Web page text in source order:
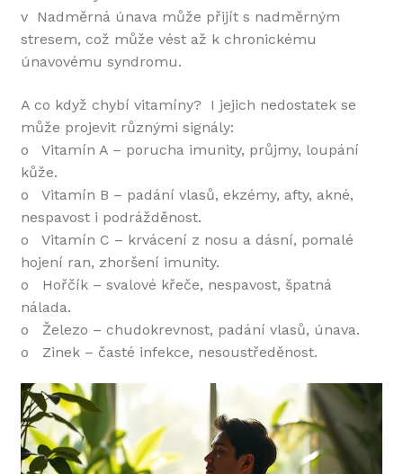
v Nadměrná únava může přijít s nadměrným
stresem, což může vést až k chronickému
únavovému syndromu.
A co když chybí vitamíny? I jejich nedostatek se
může projevit různými signály:
o Vitamín A – porucha imunity, průjmy, loupání
kůže.
o Vitamín B – padání vlasů, ekzémy, afty, akné,
nespavost i podrážděnost.
o Vitamín C – krvácení z nosu a dásní, pomalé
hojení ran, zhoršení imunity.
o Hořčík – svalové křeče, nespavost, špatná
nálada.
o Železo – chudokrevnost, padání vlasů, únava.
o Zinek – časté infekce, nesoustředěnost.